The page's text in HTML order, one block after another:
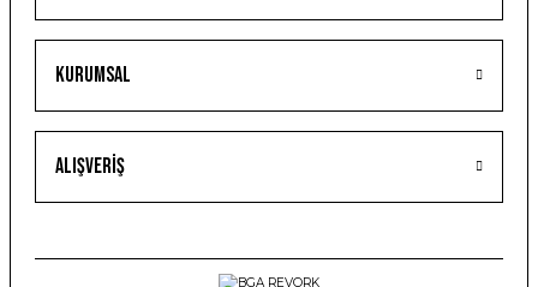
Kurumsal
Alışveriş